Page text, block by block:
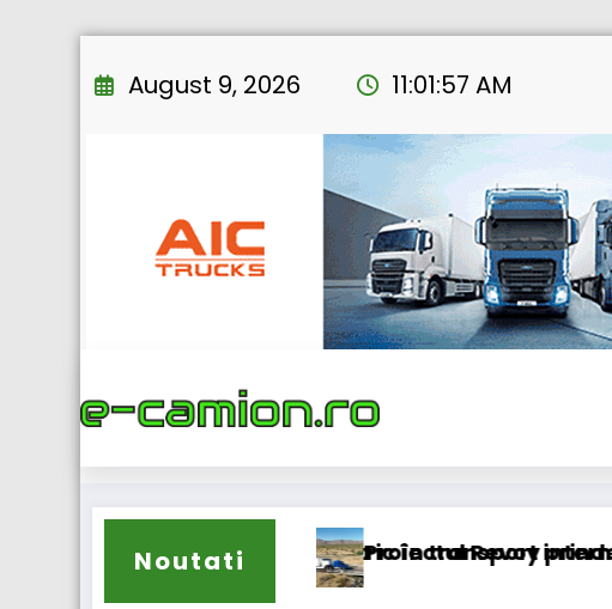
to
August 9, 2026 11:01:59 AM
Noutati
în transport internațional
Revoy prinde contur Sailun își